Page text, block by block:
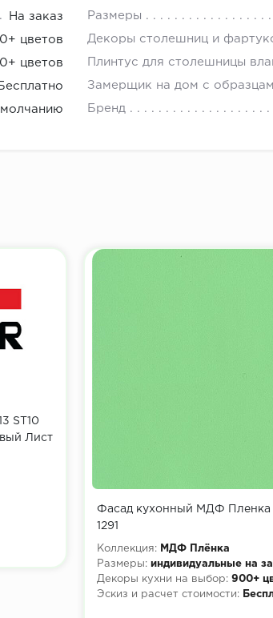
На заказ Размеры
цветов Декоры столешниц и
цветов Плинтус для столешницы
Замерщик на дом с
Бренд
ST10
Лист
Фасад кухонный МДФ Пленка
1291
Коллекция:
МДФ Плёнка
Размеры: индивидуальные на
Декоры кухни на выбор: 900+
Эскиз и расчет стоимости: